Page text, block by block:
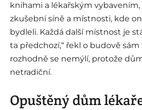
knihami a lékařským
zkušební síně a místnosti, kde
bydleli. Každá další místnost je
ta předchozí,“ řekl o budově sám
rozhodně se nemýlí, protože
netradiční.
Opuštěný dům